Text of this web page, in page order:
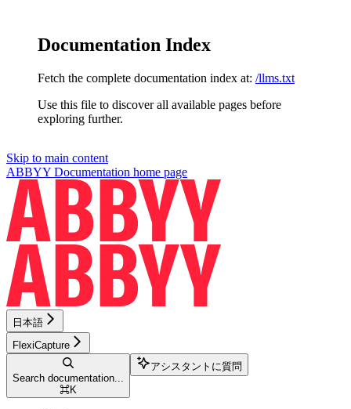
Documentation Index
Fetch the complete documentation index at: /llms.txt
Use this file to discover all available pages before
exploring further.
Skip to main content
ABBYY Documentation home page
日本語
FlexiCapture
Search documentation...
⌘K
アシスタントに質問